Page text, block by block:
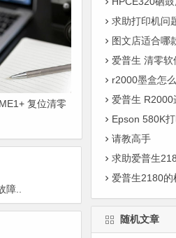
复位清零
..
求助打印机问
图文店适合哪
爱普生 清零软
r2000墨盒怎
爱普生 R2000
Epson 580K打印机老是转
请教高手
求助爱普生
爱普生2180的
随机文章